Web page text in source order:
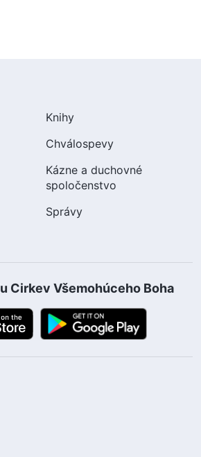
Knihy
Chválospevy
Kázne a duchovné
spoločenstvo
Správy
Cirkev Všemohúceho Boha